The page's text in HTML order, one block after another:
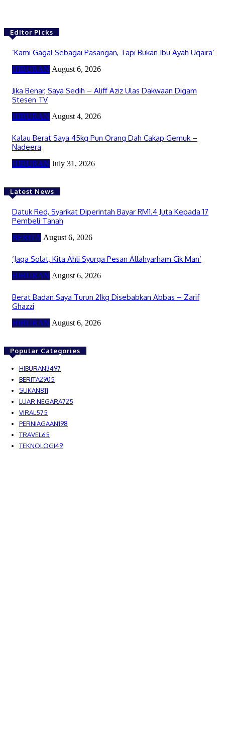
Editor Picks
‘Kami Gagal Sebagai Pasangan, Tapi Bukan Ibu Ayah Uqaira’
HIBURAN August 6, 2026
Jika Benar, Saya Sedih – Aliff Aziz Ulas Dakwaan Digam
Stesen TV
HIBURAN August 4, 2026
Kalau Berat Saya 45kg Pun Orang Dah Cakap Gemuk –
Nadeera
HIBURAN July 31, 2026
Latest News
Datuk Red, Syarikat Diperintah Bayar RM1.4 Juta Kepada 17
Pembeli Tanah
BERITA August 6, 2026
‘Jaga Solat, Kita Ahli Syurga Pesan Allahyarham Cik Man’
HIBURAN August 6, 2026
Berat Badan Saya Turun 21kg Disebabkan Abbas – Zarif
Ghazzi
HIBURAN August 6, 2026
Popular Categories
HIBURAN3497
BERITA2905
SUKAN811
LUAR NEGARA725
VIRAL 575
PERNIAGAAN198
TRAVEL 65
TEKNOLOGI49